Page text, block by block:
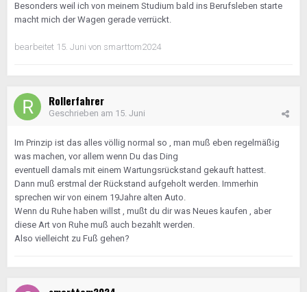
Besonders weil ich von meinem Studium bald ins Berufsleben starte
macht mich der Wagen gerade verrückt.
bearbeitet 15. Juni von smarttom2024
Rollerfahrer
Geschrieben am 15. Juni
Im Prinzip ist das alles völlig normal so , man muß eben regelmäßig
was machen, vor allem wenn Du das Ding
eventuell damals mit einem Wartungsrückstand gekauft hattest.
Dann muß erstmal der Rückstand aufgeholt werden. Immerhin
sprechen wir von einem 19Jahre alten Auto.
Wenn du Ruhe haben willst , mußt du dir was Neues kaufen , aber
diese Art von Ruhe muß auch bezahlt werden.
Also vielleicht zu Fuß gehen?